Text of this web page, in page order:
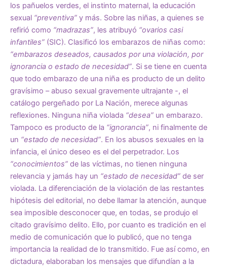
los pañuelos verdes, el instinto maternal, la educación
sexual “preventiva” y más. Sobre las niñas, a quienes se
refirió como “madrazas”, les atribuyó “ovarios casi
infantiles” (SIC). Clasificó los embarazos de niñas como:
“embarazos deseados, causados por una violación, por
ignorancia o estado de necesidad”. Si se tiene en cuenta
que todo embarazo de una niña es producto de un delito
gravísimo – abuso sexual gravemente ultrajante -, el
catálogo pergeñado por La Nación, merece algunas
reflexiones. Ninguna niña violada “desea” un embarazo.
Tampoco es producto de la “ignorancia”, ni finalmente de
un “estado de necesidad”. En los abusos sexuales en la
infancia, el único deseo es el del perpetrador. Los
“conocimientos” de las víctimas, no tienen ninguna
relevancia y jamás hay un “estado de necesidad” de ser
violada. La diferenciación de la violación de las restantes
hipótesis del editorial, no debe llamar la atención, aunque
sea imposible desconocer que, en todas, se produjo el
citado gravísimo delito. Ello, por cuanto es tradición en el
medio de comunicación que lo publicó, que no tenga
importancia la realidad de lo transmitido. Fue así como, en
dictadura, elaboraban los mensajes que difundían a la